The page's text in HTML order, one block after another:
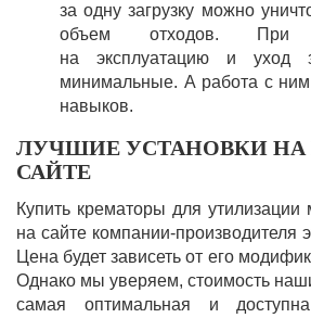
за одну загрузку можно
объем отходов. При
на эксплуатацию и уход
минимальные. А работа с
навыков.
ЛУЧШИЕ УСТАНОВКИ
САЙТЕ
Купить крематоры для
на сайте компании-производителя
Цена будет зависеть от его
Однако мы уверяем, стоимость
самая оптимальная и